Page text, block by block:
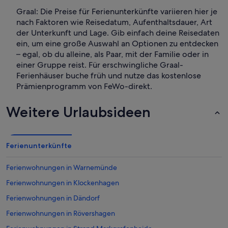
Graal: Die Preise für Ferienunterkünfte variieren hier je
nach Faktoren wie Reisedatum, Aufenthaltsdauer, Art
der Unterkunft und Lage. Gib einfach deine Reisedaten
ein, um eine große Auswahl an Optionen zu entdecken
– egal, ob du alleine, als Paar, mit der Familie oder in
einer Gruppe reist. Für erschwingliche Graal-
Ferienhäuser buche früh und nutze das kostenlose
Prämienprogramm von FeWo-direkt.
Weitere Urlaubsideen
Ferienunterkünfte
Ferienwohnungen in Warnemünde
Ferienwohnungen in Klockenhagen
Ferienwohnungen in Dändorf
Ferienwohnungen in Rövershagen